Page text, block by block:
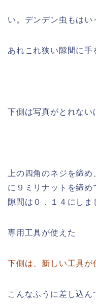
い。デンデン虫もはい
あれこれ狭い隙間に手
下側は写真がとれない
上の四角のネジを締
に９ミリナットを締め
隙間は０．１４にしま
専用工具が使えた
下側は、新しい工具が
こんなふうに差し込